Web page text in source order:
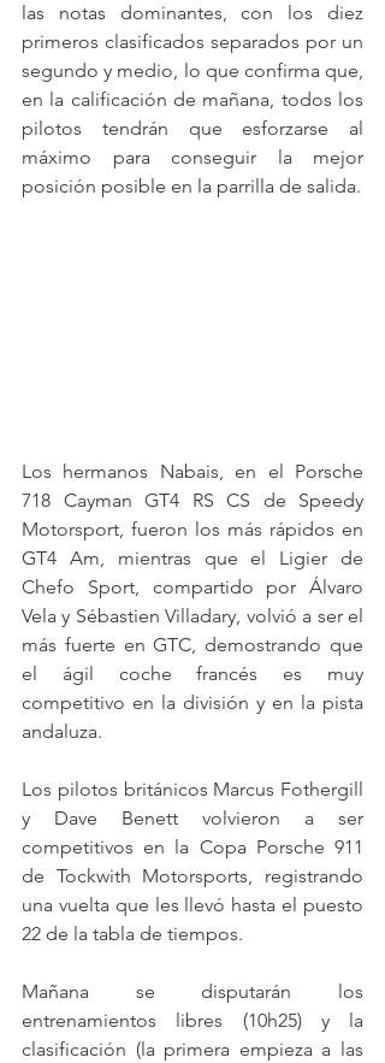
las notas dominantes, con los diez
primeros clasificados separados por un
segundo y medio, lo que confirma que,
en la calificación de mañana, todos los
pilotos tendrán que esforzarse al
máximo para conseguir la mejor
posición posible en la parrilla de salida.
Los hermanos Nabais, en el Porsche
718 Cayman GT4 RS CS de Speedy
Motorsport, fueron los más rápidos en
GT4 Am, mientras que el Ligier de
Chefo Sport, compartido por Álvaro
Vela y Sébastien Villadary, volvió a ser el
más fuerte en GTC, demostrando que
el ágil coche francés es muy
competitivo en la división y en la pista
andaluza.
Los pilotos británicos Marcus Fothergill
y Dave Benett volvieron a ser
competitivos en la Copa Porsche 911
de Tockwith Motorsports, registrando
una vuelta que les llevó hasta el puesto
22 de la tabla de tiempos.
Mañana se disputarán los
entrenamientos libres (10h25) y la
clasificación (la primera empieza a las